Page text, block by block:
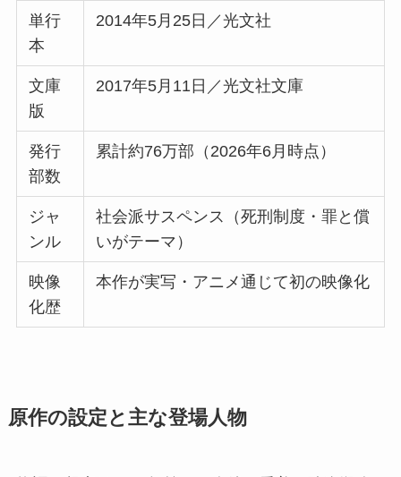
単行
本
2014年5月25日／光文社
文庫
版
2017年5月11日／光文社文庫
発行
部数
累計約76万部（2026年6月時点）
ジャ
ンル
社会派サスペンス（死刑制度・罪と償
いがテーマ）
映像
化歴
本作が実写・アニメ通じて初の映像化
原作の設定と主な登場人物